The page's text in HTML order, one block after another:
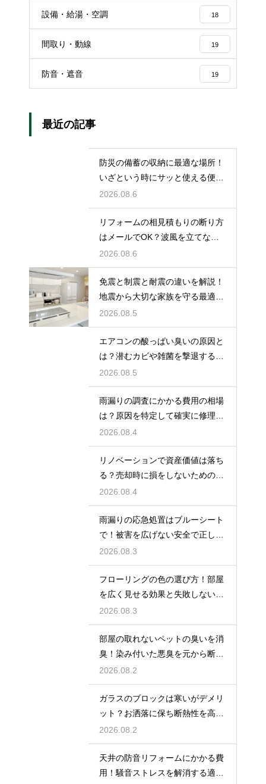
設備・給湯・空調 18
間取り・動線 19
防音・遮音 19
最近の記事
防災の備蓄の収納に最適な場所！
いざという時にサッと使える便利
ストック術
2026.08.6
リフォームの相見積もりの断り方
はメールでOK？波風を立てない
丁寧な文面
2026.08.6
免震と制震と耐震の違いを解説！
地震から大切な家族を守る最適な
住宅の構造
2026.08.5
エアコンの酸っぱい臭いの原因と
は？潜むカビや雑菌を撃退するお
手入れ術
2026.08.5
雨漏りの調査にかかる費用の相場
は？原因を特定して確実に修理す
るプロの技
2026.08.4
リノベーションで資産価値は落ち
る？売却時に損をしないための重
要な注意点
2026.08.4
雨漏りの応急処置はブルーシート
で！被害を広げない安全で正しい
張り方
2026.08.3
フローリングの色の選び方！部屋
を広く見せる効果と失敗しないイ
ンテリア術
2026.08.3
部屋の取れないペットの臭いを消
臭！染み付いた悪臭を元から断つ
お掃除術
2026.08.2
ガラスのブロックは寒いがデメリ
ット？お洒落に保ち断熱性を高め
る裏ワザ
2026.08.2
天井の防音リフォームにかかる費
用！騒音ストレスを解消する適正